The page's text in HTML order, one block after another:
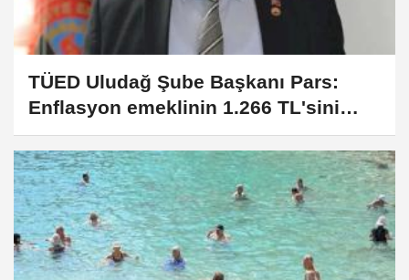
TÜED Uludağ Şube Başkanı Pars:
Enflasyon emeklinin 1.266 TL'sini
yuttu